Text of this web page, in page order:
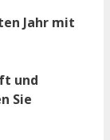
Jahr mit
und
Sie